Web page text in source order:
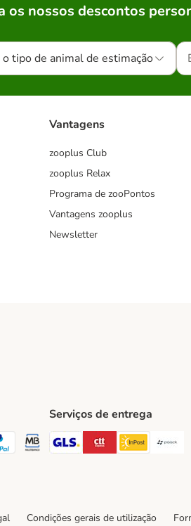
os nossos descontos
tipo de animal de estimação
Vantagens
zooplus Club
zooplus Relax
Programa de zooPontos
Vantagens zooplus
Newsletter
Method
Method Method
Payment Method
Multibanco Payment Method
Serviços de entrega
GLS Shipping Method
CTTExpressInPost
Condições gerais de utilização